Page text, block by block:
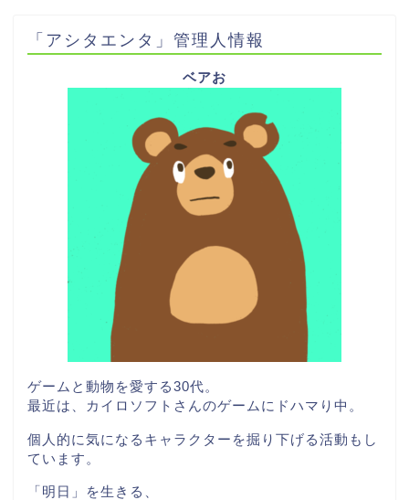
「アシタエンタ」管理人情報
ベアお
ゲームと動物を愛する30代。
最近は、カイロソフトさんのゲームにドハマり中。
個人的に気になるキャラクターを掘り下げる活動もし
ています。
「明日」を生きる、